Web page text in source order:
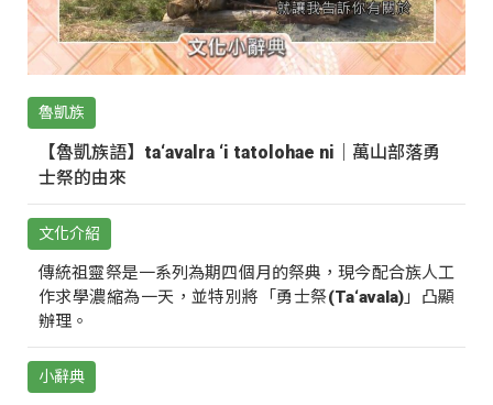
魯凱族
【魯凱族語】ta‘avalra ‘i tatolohae ni｜萬山部落勇
士祭的由來
文化介紹
傳統祖靈祭是一系列為期四個月的祭典，現今配合族人工
作求學濃縮為一天，並特別將「勇士祭(Ta‘avala)」凸顯
辦理。
小辭典